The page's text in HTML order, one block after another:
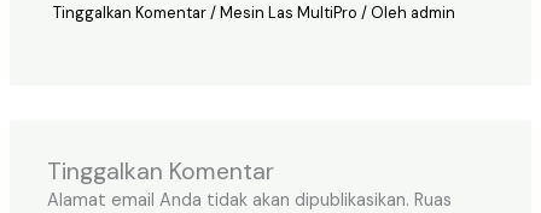
Tinggalkan Komentar/Mesin Las MultiPro / Oleh admin
Tinggalkan Komentar
Alamat email Anda tidak akan dipublikasikan. Ruas